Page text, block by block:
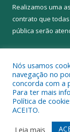
Realizamos uma
contrato que
pública serão
Todos os
Mapa do Site
Nós usamos
navegação no
concorda com a
Para ter mais
Política de
ACEITO.
Leia mais